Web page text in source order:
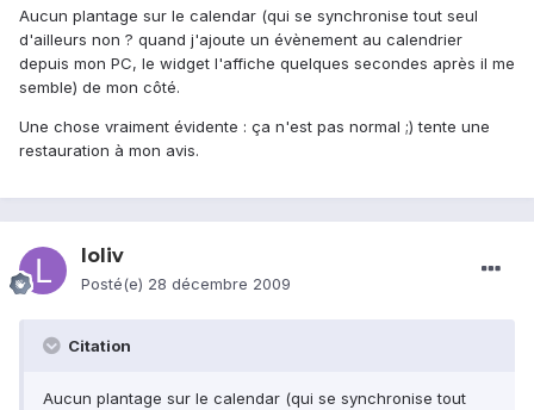
Aucun plantage sur le calendar (qui se synchronise tout seul
d'ailleurs non ? quand j'ajoute un évènement au calendrier
depuis mon PC, le widget l'affiche quelques secondes après il me
semble) de mon côté.
Une chose vraiment évidente : ça n'est pas normal ;) tente une
restauration à mon avis.
loliv
Posté(e) 28 décembre 2009
Citation
Aucun plantage sur le calendar (qui se synchronise tout